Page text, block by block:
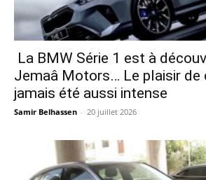
La BMW Série 1 est à
Jemaâ Motors… Le plaisir de
jamais été aussi intense
Samir Belhassen - 20 juillet 2026